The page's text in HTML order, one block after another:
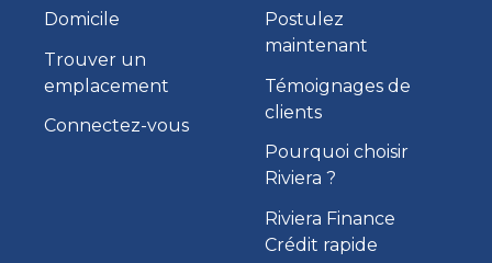
Domicile
Trouver un
emplacement
Connectez-vous
Postulez
maintenant
Témoignages de
clients
Pourquoi choisir
Riviera ?
Riviera Finance
Crédit rapide